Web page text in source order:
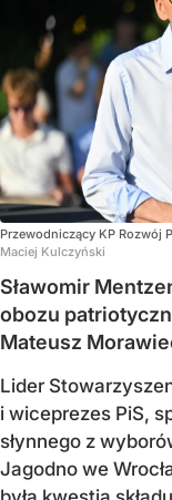
Przewodniczący KP Rozwój
Maciej Kulczyński
Sławomir
obozu
Mateusz
Lider
i wiceprezes PiS,
słynnego z
Jagodno we